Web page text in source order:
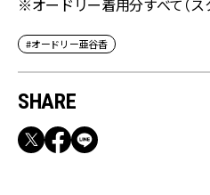
#オードリー亜谷香
SHARE